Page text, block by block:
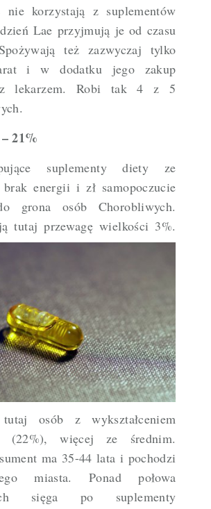
nie korzystają z suplementów
Lae przyjmują je od czasu
też zazwyczaj tylko
i w dodatku jego zakup
z lekarzem. Robi tak 4 z 5
21%
suplementy diety ze
energii i zł samopoczucie
grona osób Chorobliwych.
tutaj przewagę wielkości ​3%.
osób z wykształceniem
(22%), więcej ze średnim.
ma 35-44 lata i pochodzi
miasta. Ponad połowa
sięga po suplementy